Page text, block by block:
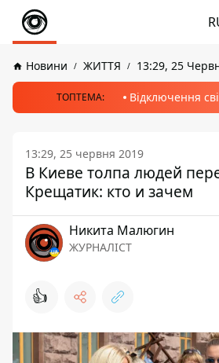
Новини ЖИТТЯ 13:29, 25
ТОПТЕМА: Відключення
13:29, 25 червня 2019
В Киеве толпа людей
Крещатик: кто и зачем
Никита Малюгин
ЖУРНАЛІСТ
👍